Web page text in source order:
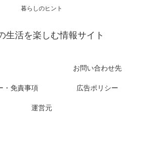
暮らしのヒント
生活を楽しむ情報サイト
お問い合わせ先
・免責事項 広告ポリシー
運営元